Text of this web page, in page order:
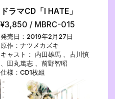
ドラマCD「I HATE」
¥3,850 / MBRC-015
発売日：2019年2月27日
原作：ナツメカズキ
キャスト： 内田雄馬 、古川慎
、田丸篤志 、前野智昭
仕様：CD1枚組